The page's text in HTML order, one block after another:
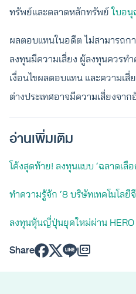
ทรัพย์และตลาดหลักทรัพย์ ใบอนุ
ผลตอบแทนในอดีต ไม่สามารถ
ลงทุนมีความเสี่ยง ผู้ลงทุนควรท
เงื่อนไขผลตอบแทน และความเ
ต่างประเทศอาจมีความเสี่ยงจา
อ่านเพิ่มเติม
โค้งสุดท้าย! ลงทุนแบบ ‘ฉลาดเลื
ทำความรู้จัก ‘8 บริษัทเทคโนโลยี
ลงทุนหุ้นญี่ปุ่นยุคใหม่ผ่าน HERO
Share